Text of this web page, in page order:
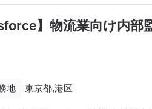
】物流業向け内部
地 東京都,港区